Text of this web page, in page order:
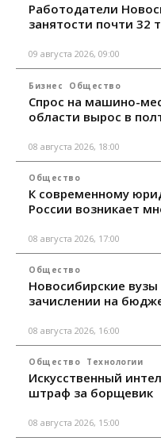
Работодатели
занятости почти 32
09 августа 2026, 09:00
Бизнес Общество
Спрос на машино-
области вырос в
08 августа 2026, 18:00
Общество
К современному
России возникает
08 августа 2026, 17:00
Общество
Новосибирские
зачислении на
08 августа 2026, 16:00
Общество Технологии
Искусственный
штраф за борщевик
08 августа 2026, 15:00